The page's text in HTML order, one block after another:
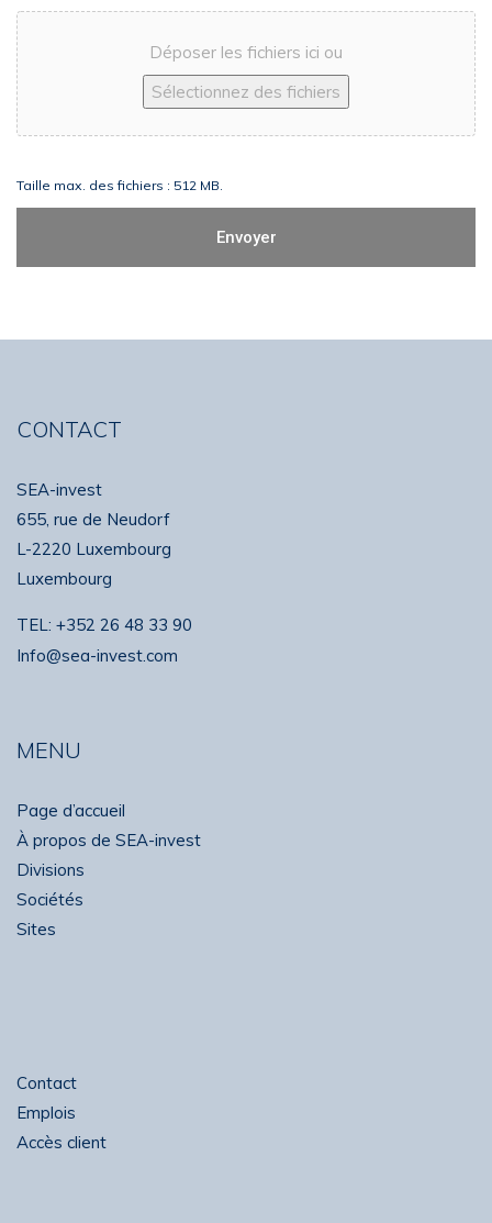
Déposer les fichiers ici ou
Sélectionnez des fichiers
Taille max. des fichiers : 512 MB.
CONTACT
SEA-invest
655, rue de Neudorf
L-2220 Luxembourg
Luxembourg
TEL: +352 26 48 33 90
Info@sea-invest.com
MENU
Page d’accueil
À propos de SEA-invest
Divisions
Sociétés
Sites
Contact
Emplois
Accès client